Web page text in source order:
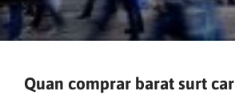
Quan comprar barat surt car